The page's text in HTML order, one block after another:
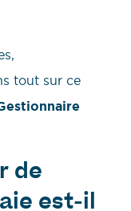
tout sur ce
de
est-il